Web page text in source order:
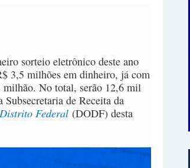
sorteio eletrônico deste ano
3,5 milhões em dinheiro, já com
No total, serão 12,6 mil
de Receita da
Federal(DODF) desta